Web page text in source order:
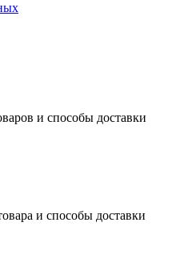
и способы доставки
и способы доставки